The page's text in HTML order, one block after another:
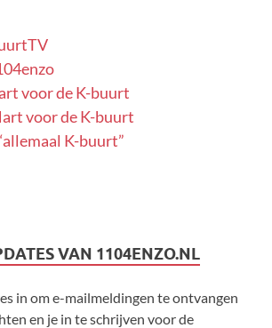
voor de K-buurt
voor de K-buurt
K-buurt”
VAN 1104ENZO.NL
in om e-mailmeldingen te ontvangen
en je in te schrijven voor de